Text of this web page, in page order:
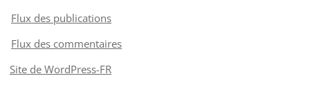
Flux des publications
Flux des commentaires
Site de WordPress-FR